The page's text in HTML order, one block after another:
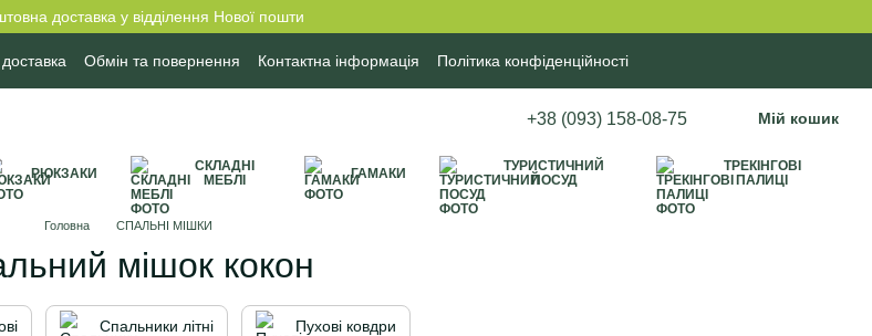
доставка у відділення Нової пошти
Обмін та повернення Контактна інформація
Політика конфіденційності
+38 (093) 158-08-75 Мій кошик
РЮКЗАКИ
СКЛАДНІ
МЕБЛІ
ГАМАКИ
ТУРИСТИЧНИЙ
ПОСУД
ТРЕКІНГОВІ
ПАЛИЦІ
Головна СПАЛЬНІ МІШКИ
мішок кокон
Спальники літні Пухові ковдри